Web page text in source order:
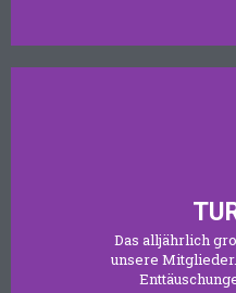
Das alljährlich
unsere